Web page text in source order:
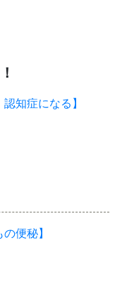
知症になる】
便秘】